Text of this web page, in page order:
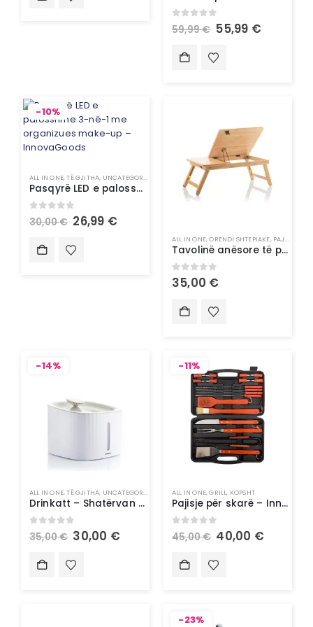
0 out of 5
59,99€ 55,99 €
-10%
ALL IN ONE,TË GJITHA, UNCATEGORIZED
Pasqyrë LED e palosshme 3-në-1 me organizues make-up – InnovaGoods
out of 5
30,00€ 26,99 €
ALL IN ONE,ORENDI SHTEPIAKE, PAJISJE SHTËPIAKE
Tavolinë anësore të palosshme bambu – InnovaGoods
0 out of 5
35,00 €
-14%
ALL IN ONE,TË GJITHA, UNCATEGORIZED
Drinkatt – Shatërvan me ujë për kafshë shtëpiake – InnovaGoods
0 out of 5
35,00€ 30,00 €
-11%
ALL IN ONE,GRILL, KOPSHT
Pajisje për skarë – InnovaGoods
0 out of 5
45,00€ 40,00 €
-23%